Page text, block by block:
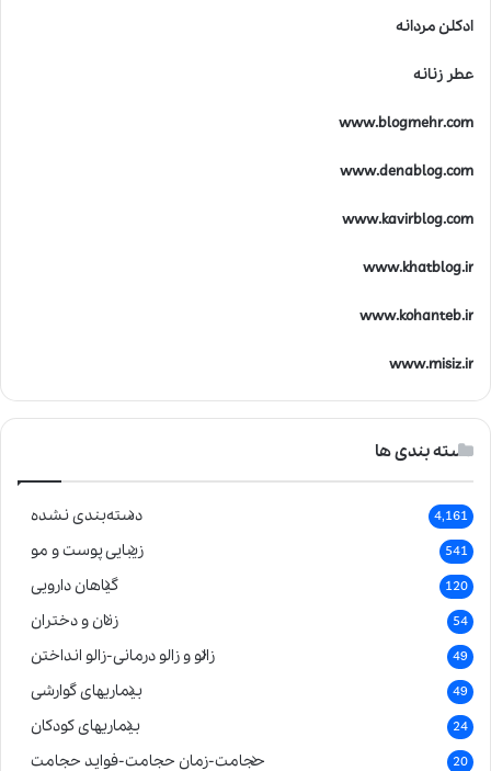
ادکلن مردانه
عطر زنانه
www.blogmehr.com
www.denablog.com
www.kavirblog.com
www.khatblog.ir
www.kohanteb.ir
www.misiz.ir
دسته بندی ها
دسته‌بندی نشده 4,161
زیبایی پوست و مو 541
گیاهان دارویی 120
زنان و دختران 54
زالو و زالو درمانی-زالو انداختن 49
بیماریهای گوارشی 49
بیماریهای کودکان 24
حجامت-زمان حجامت-فواید حجامت 20